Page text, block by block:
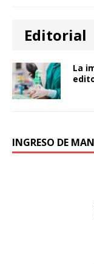
Editorial
La
INGRESO DE